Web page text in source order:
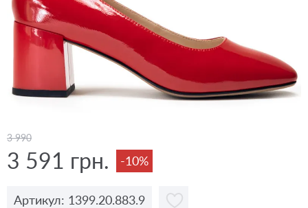
3 990
3 591 грн. -10%
Артикул: 1399.20.883.9